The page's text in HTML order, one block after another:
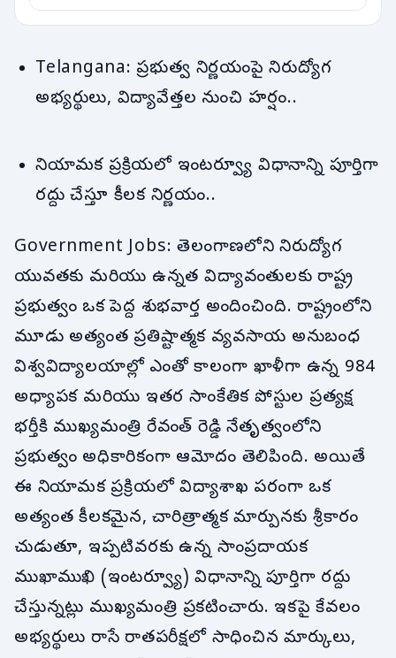
Telangana: ప్రభుత్వ నిర్ణయంపై నిరుద్యోగ
అభ్యర్థులు, విద్యావేత్తల నుంచి హర్షం..
నియామక ప్రక్రియలో ఇంటర్వ్యూ విధానాన్ని పూర్తిగా
రద్దు చేస్తూ కీలక నిర్ణయం..
Government Jobs: తెలంగాణలోని నిరుద్యోగ
యువతకు మరియు ఉన్నత విద్యావంతులకు రాష్ట్ర
ప్రభుత్వం ఒక పెద్ద శుభవార్త అందించింది. రాష్ట్రంలోని
మూడు అత్యంత ప్రతిష్టాత్మక వ్యవసాయ అనుబంధ
విశ్వవిద్యాలయాల్లో ఎంతో కాలంగా ఖాళీగా ఉన్న 984
అధ్యాపక మరియు ఇతర సాంకేతిక పోస్టుల ప్రత్యక్ష
భర్తీకి ముఖ్యమంత్రి రేవంత్ రెడ్డి నేతృత్వంలోని
ప్రభుత్వం అధికారికంగా ఆమోదం తెలిపింది. అయితే
ఈ నియామక ప్రక్రియలో విద్యాశాఖ పరంగా ఒక
అత్యంత కీలకమైన, చారిత్రాత్మక మార్పునకు శ్రీకారం
చుడుతూ, ఇప్పటివరకు ఉన్న సాంప్రదాయక
ముఖాముఖి (ఇంటర్వ్యూ) విధానాన్ని పూర్తిగా రద్దు
చేస్తున్నట్లు ముఖ్యమంత్రి ప్రకటించారు. ఇకపై కేవలం
అభ్యర్థులు రాసే రాతపరీక్షలో సాధించిన మార్కులు,